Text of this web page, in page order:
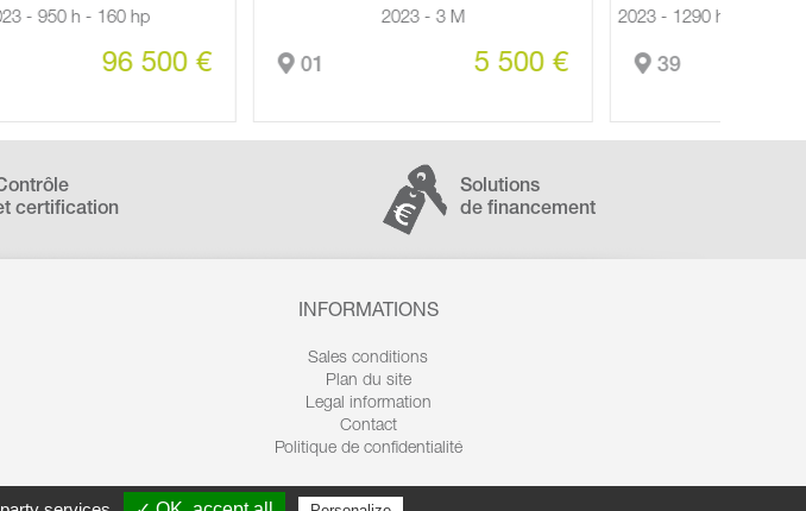
5 500 €
2023 - 1290 h - SANS COUPE M - 408 hp
245 000 €
certification
Solutions
de financement
INFORMATIONS
Sales conditions
Plan du site
Legal information
Contact
Politique de confidentialité